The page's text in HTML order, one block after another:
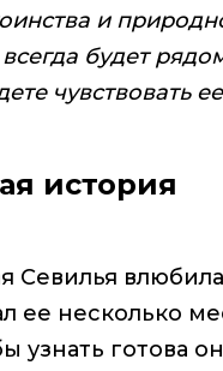
и
будет
чувствовать
история
Севилья
ее несколько
узнать готова